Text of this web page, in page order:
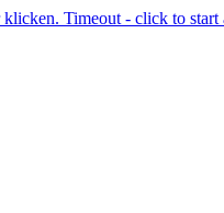
Timeout - click to start